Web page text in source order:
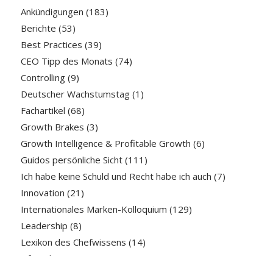
Ankündigungen (183)
Berichte (53)
Best Practices (39)
CEO Tipp des Monats (74)
Controlling(9)
Deutscher Wachstumstag(1)
Fachartikel (68)
Growth Brakes (3)
Growth Intelligence & Profitable Growth (6)
Guidos persönliche Sicht(111)
Ich habe keine Schuld und Recht habe ich auch (7)
Innovation (21)
Internationales Marken-Kolloquium (129)
Leadership (8)
Lexikon des Chefwissens (14)